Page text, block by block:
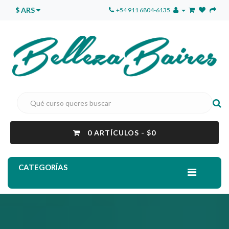
$ ARS +54 911 6804-6135
0 ARTÍCULOS - $0
CATEGORÍAS